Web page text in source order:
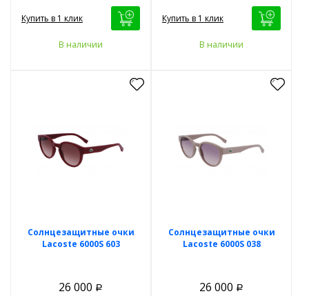
Купить в 1 клик
В наличии
Купить в 1 клик
В наличии
Солнцезащитные очки
Lacoste 6000S 603
26 000 Р
Солнцезащитные очки
Lacoste 6000S 038
26 000 Р